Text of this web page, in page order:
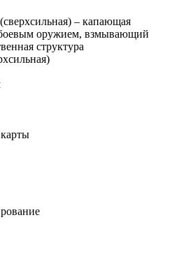
– капающая
боевым оружием, взмывающий
структура